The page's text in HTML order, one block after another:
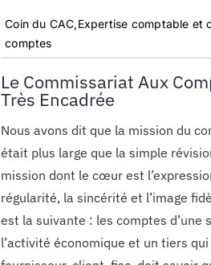
Coin du CAC,Expertise comptable et
comptes
Le Commissariat Aux
Très Encadrée
Nous avons dit que la mission du
était plus large que la simple
mission dont le cœur est
régularité, la sincérité et l’image
est la suivante : les comptes
l’activité économique et un tiers